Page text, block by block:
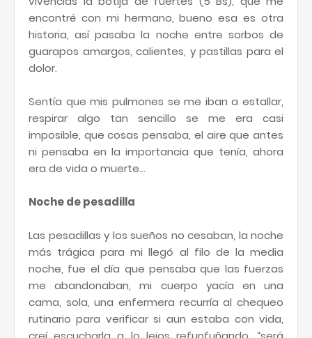
encontré con mi hermano, bueno esa es otra
historia, así pasaba la noche entre sorbos de
guarapos amargos, calientes, y pastillas para el
dolor.
Sentía que mis pulmones se me iban a estallar,
respirar algo tan sencillo se me era casi
imposible, que cosas pensaba, el aire que antes
ni pensaba en la importancia que tenía, ahora
era de vida o muerte...
Noche de pesadilla
Las pesadillas y los sueños no cesaban, la noche
más trágica para mi llegó al filo de la media
noche, fue el día que pensaba que las fuerzas
me abandonaban, mi cuerpo yacía en una
cama, sola, una enfermera recurría al chequeo
rutinario para verificar si aun estaba con vida,